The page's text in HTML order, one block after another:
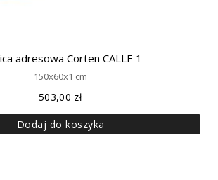
adresowa Corten CALLE 1
150x60x1 cm
503,00 zł
Dodaj do koszyka